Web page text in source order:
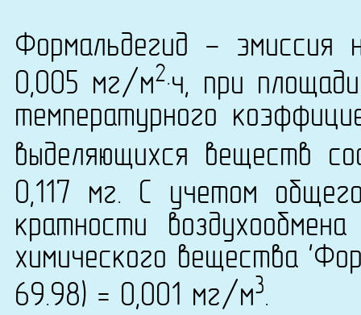
Формальдегид - эмиссия
0,005 мг/м2·ч, при
температурного
выделяющихся веществ
0,117 мг. С учетом
кратности
химического вещества
69.98) = 0,001 мг/м3.